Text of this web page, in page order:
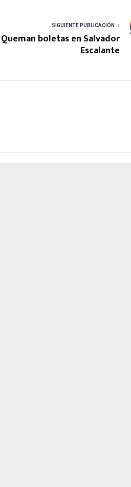
SIGUIENTE PUBLICACIÓN
Queman boletas en Salvador
Escalante